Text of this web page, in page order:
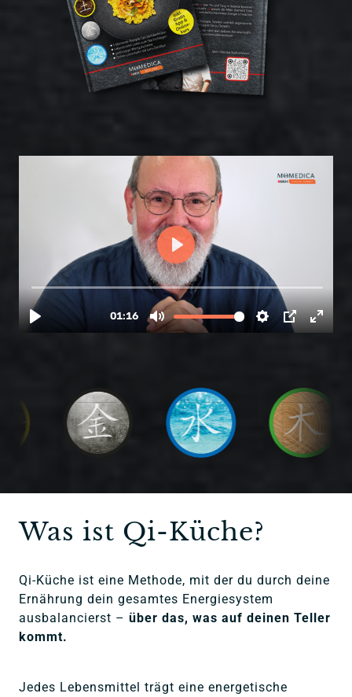
Was ist Qi-Küche?
Qi-Küche ist eine Methode, mit der du durch deine
Ernährung dein gesamtes Energiesystem
ausbalancierst – über das, was auf deinen Teller
kommt.
Jedes Lebensmittel trägt eine energetische